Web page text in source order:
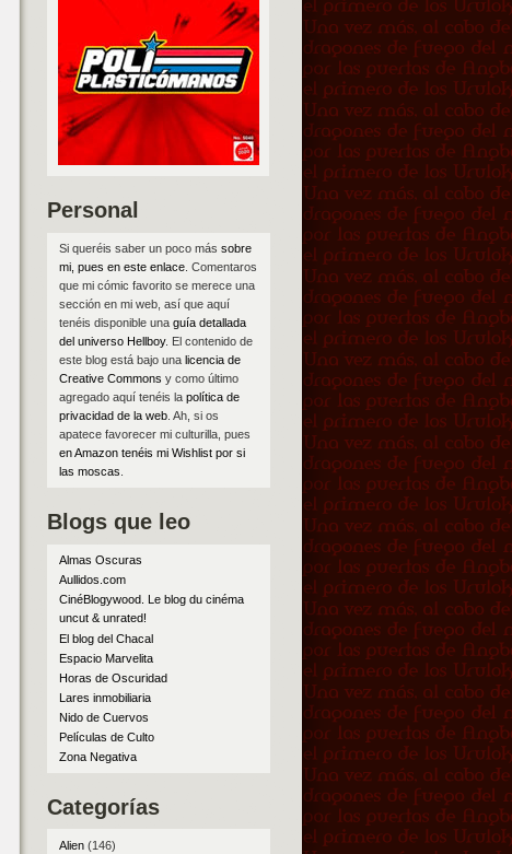
Personal
Si queréis saber un poco más sobre
mi, pues en este enlace. Comentaros
que mi cómic favorito se merece una
sección en mi web, así que aquí
tenéis disponible una guía detallada
del universo Hellboy. El contenido de
este blog está bajo una licencia de
Creative Commons y como último
agregado aquí tenéis la política de
privacidad de la web. Ah, si os
apatece favorecer mi culturilla, pues
en Amazon tenéis mi Wishlist por si
las moscas
Blogs que leo
Almas Oscuras
Aullidos.com
CinéBlogywood. Le blog du cinéma
uncut & unrated!
El blog del Chacal
Espacio Marvelita
Horas de Oscuridad
Lares inmobiliaria
Nido de Cuervos
Películas de Culto
Zona Negativa
Categorías
Alien(146)